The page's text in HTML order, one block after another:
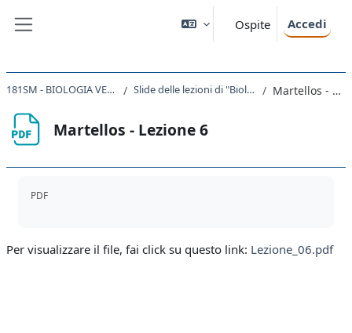
Ospite Accedi
181SM - BIOLOGIA VEGETALE 2022 Slide delle lezioni di "Biologia vegetale" Martellos - Lezione 6
Martellos - Lezione 6
PDF
Per visualizzare il file, fai click su questo link: Lezione_06.pdf